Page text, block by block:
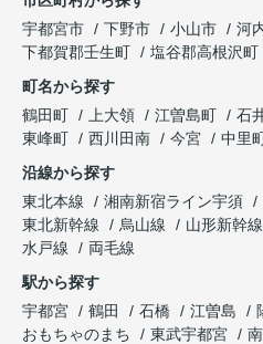
宇都宮市
下野市 小山市
河
下都賀郡壬生町
塩谷郡高根沢町
町名から探す
鶴田町
上大領 江曽島町 石
東峰町
西川田南 今宮
中里
沿線から探す
東北本線
湘南新宿ライン宇須
東北新幹線
烏山線 山形新幹線
水戸線
両毛線
駅から探す
宇都宮
鶴田 石橋 江曽島
おもちゃのまち
東武宇都宮